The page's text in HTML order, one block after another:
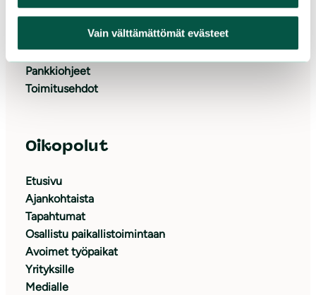
Vain välttämättömät evästeet
Liity jäseneksi
Tukijapalvelu
Keräyslupa
Pankkiohjeet
Toimitusehdot
Oikopolut
Etusivu
Ajankohtaista
Tapahtumat
Osallistu paikallistoimintaan
Avoimet työpaikat
Yrityksille
Medialle